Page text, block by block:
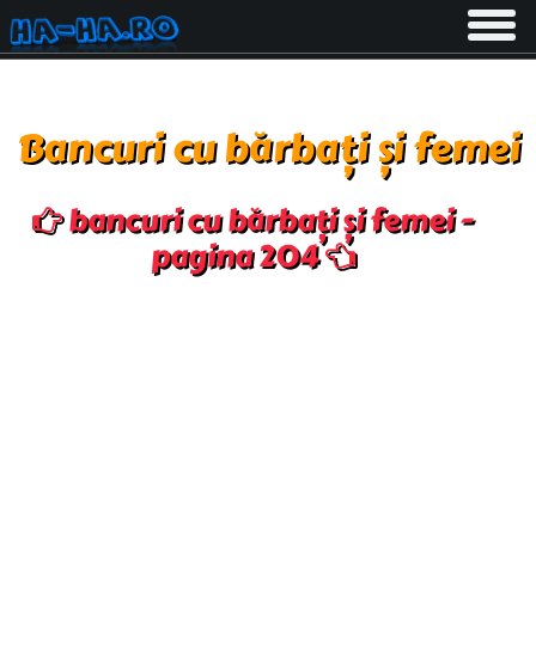
Toggle
Bancuri cu bărbați și femei
bancuri cu bărbați și femei -
pagina 204